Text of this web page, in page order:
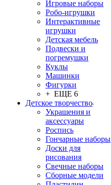
Игровые наборы
Робо-игрушки
Интерактивные
игрушки
Детская мебель
Подвески и
погремушки
Куклы
Машинки
Фигурки
+ ЕЩЕ 6
Детское творчество
Украшения и
аксессуары
Роспись
Гончарные наборы
Доски для
рисования
Свечные наборы
Сборные модели